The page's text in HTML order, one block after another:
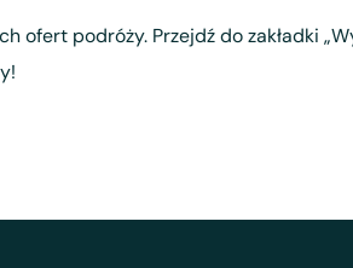
ofert podróży. Przejdź do zakładki